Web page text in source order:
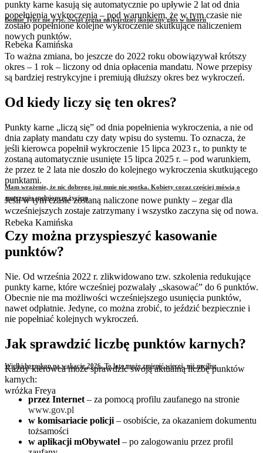
Bonnie Tyler nie żyje. Świat żegna najbardziej ikoniczny głos w historii
Rebeka Kamińska
Mam wrażenie, że nic dobrego już mnie nie spotka. Kobiety coraz częściej mówią o
zmęczeniu spełnionym życiem
Rebeka Kamińska
Wielki horoskop na wakacje 2026. To lato może zmienić więcej, niż myślisz
wróżka Freya
punkty karne kasują się automatycznie po upływie 2 lat od dnia
popełnienia wykroczenia – pod warunkiem, że w tym czasie nie
zostało popełnione kolejne wykroczenie skutkujące naliczeniem
nowych punktów.
To ważna zmiana, bo jeszcze do 2022 roku obowiązywał krótszy
okres – 1 rok – liczony od dnia opłacenia mandatu. Nowe przepisy
są bardziej restrykcyjne i premiują dłuższy okres bez wykroczeń.
Od kiedy liczy się ten okres?
Punkty karne „liczą się” od dnia popełnienia wykroczenia, a nie od
dnia zapłaty mandatu czy daty wpisu do systemu. To oznacza, że
jeśli kierowca popełnił wykroczenie 15 lipca 2023 r., to punkty te
zostaną automatycznie usunięte 15 lipca 2025 r. – pod warunkiem,
że przez te 2 lata nie doszło do kolejnego wykroczenia skutkującego
punktami.
Jeśli w tym czasie zostaną naliczone nowe punkty – zegar dla
wcześniejszych zostaje zatrzymany i wszystko zaczyna się od nowa.
Czy można przyspieszyć kasowanie
punktów?
Nie. Od września 2022 r. zlikwidowano tzw. szkolenia redukujące
punkty karne, które wcześniej pozwalały „skasować” do 6 punktów.
Obecnie nie ma możliwości wcześniejszego usunięcia punktów,
nawet odpłatnie. Jedyne, co można zrobić, to jeździć bezpiecznie i
nie popełniać kolejnych wykroczeń.
Jak sprawdzić liczbę punktów karnych?
Każdy kierowca może sprawdzić swoją aktualną liczbę punktów
karnych:
przez Internet – za pomocą profilu zaufanego na stronie
www.gov.pl
w komisariacie policji – osobiście, za okazaniem dokumentu
tożsamości
w aplikacji mObywatel – po zalogowaniu przez profil